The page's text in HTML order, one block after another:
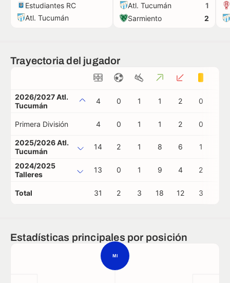
Estudiantes RC
Atl. Tucumán
Atl. Tucumán
1
Sarmiento
2
Trayectoria del jugador
2026/2027 Atl.
Tucumán
4 0 1 1 2 0
Primera División 4 0 1 1 2 0
2025/2026 Atl.
Tucumán
14 2 1 8 6 1
2024/2025
Talleres
13 0 1 9 4 2
Total 31 2 3 18 12 3
Estadísticas principales por posición
MI